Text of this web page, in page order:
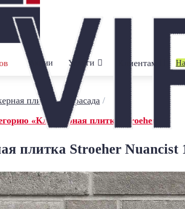
Акции Услуги Клиентам
плитка для фасада/
«Клинкерная плитка Stroeher»
плитка Stroeher Nuancist